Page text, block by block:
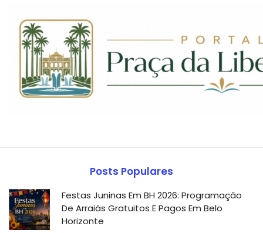
Posts Populares
Festas Juninas Em BH 2026: Programação
De Arraiás Gratuitos E Pagos Em Belo
Horizonte